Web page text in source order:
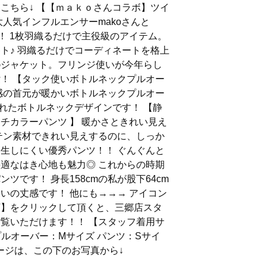
ら↓ 【【ｍａｋｏさんコラボ】ツイ
気インフルエンサーmakoさんと
1枚羽織るだけで主役級のアイテム。
♪ 羽織るだけでコーディネートを格上
ャケット。フリンジ使いが今年らし
【タック使いボトルネックプルオー
首元が暖かいボトルネックプルオー
たボトルネックデザインです！ 【静
カラーパンツ 】 暖かさときれい見え
素材できれい見えするのに、しっか
しにくい優秀パンツ！！ ぐんぐんと
なはき心地も魅力◎ これからの時期
ツです！ 身長158cmの私が股下64cm
いの丈感です！ 他にも→→→ アイコン
をクリックして頂くと、三郷店スタ
いただけます！！ 【スタッフ着用サ
オーバー：Mサイズ パンツ：Sサイ
は、この下のお写真から↓